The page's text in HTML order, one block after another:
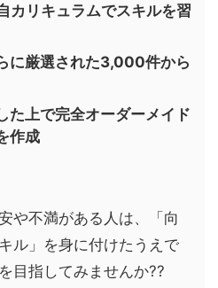
カリキュラムでスキルを習
に厳選された3,000件から
た上で完全オーダーメイド
作成
や不満がある人は、「向
ル」を身に付けたうえで
目指してみませんか??